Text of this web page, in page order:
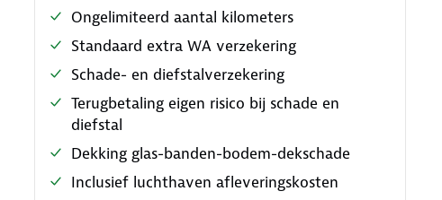
Ongelimiteerd aantal kilometers
Standaard extra WA verzekering
Schade- en diefstalverzekering
Terugbetaling eigen risico bij schade en
diefstal
Dekking glas-banden-bodem-dekschade
Inclusief luchthaven afleveringskosten